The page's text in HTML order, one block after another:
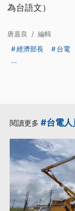
為台語文）
唐嘉良 / 編輯
經濟部長
台電
...
閱讀更多 #台電人